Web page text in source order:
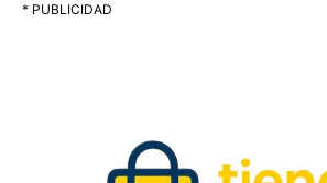
* PUBLICIDAD